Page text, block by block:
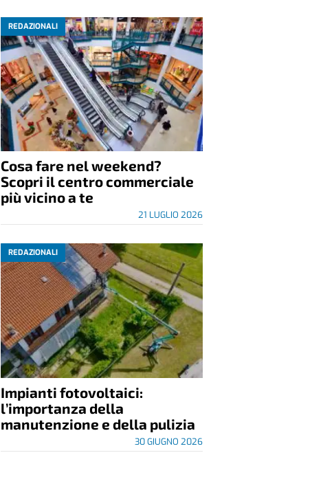
REDAZIONALI
Cosa fare nel weekend?
Scopri il centro commerciale
più vicino a te
21 LUGLIO 2026
REDAZIONALI
Impianti fotovoltaici:
l’importanza della
manutenzione e della pulizia
30 GIUGNO 2026